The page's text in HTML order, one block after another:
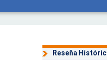
Reseña